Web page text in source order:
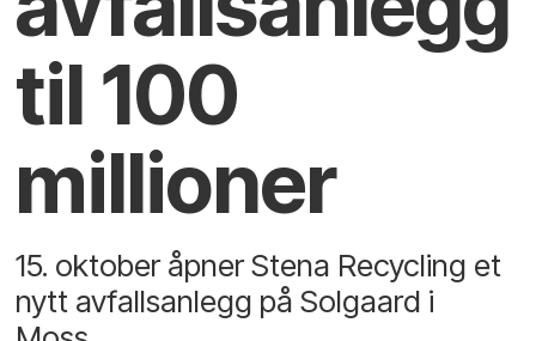
til 100
millioner
15. oktober åpner Stena Recycling et
nytt avfallsanlegg på Solgaard i